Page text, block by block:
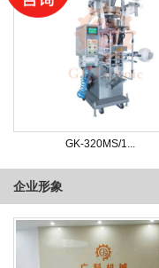
GK-320MS/1...
企业形象